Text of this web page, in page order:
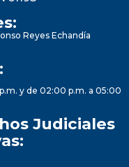
Reyes Echandía
y de 02:00 p.m. a 05:00
Judiciales